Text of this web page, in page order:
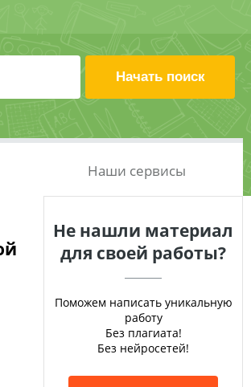
Наши сервисы
Не нашли материал
для своей работы?
Поможем написать уникальную
работу
Без плагиата!
Без нейросетей!